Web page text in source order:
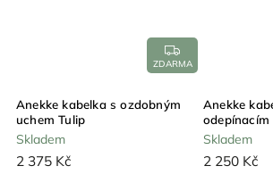
ZDARMA
Anekke kabelka s ozdobným
uchem Tulip
Skladem
2 375 Kč
Anekke
odepínacím
Skladem
2 250 Kč